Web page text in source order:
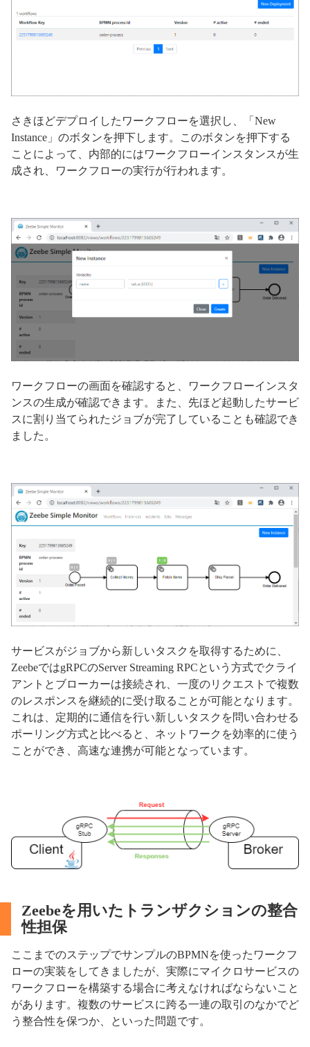
さきほどデプロイしたワークフローを選択し、「New
Instance」のボタンを押下します。このボタンを押下する
ことによって、内部的にはワークフローインスタンスが生
成され、ワークフローの実行が行われます。
ワークフローの画面を確認すると、ワークフローインスタ
ンスの生成が確認できます。また、先ほど起動したサービ
スに割り当てられたジョブが完了していることも確認でき
ました。
サービスがジョブから新しいタスクを取得するために、
ZeebeではgRPCのServer Streaming RPCという方式でクライ
アントとブローカーは接続され、一度のリクエストで複数
のレスポンスを継続的に受け取ることが可能となります。
これは、定期的に通信を行い新しいタスクを問い合わせる
ポーリング方式と比べると、ネットワークを効率的に使う
ことができ、高速な連携が可能となっています。
Zeebeを用いたトランザクションの整合
性担保
ここまでのステップでサンプルのBPMNを使ったワークフ
ローの実装をしてきましたが、実際にマイクロサービスの
ワークフローを構築する場合に考えなければならないこと
があります。複数のサービスに跨る一連の取引のなかでど
う整合性を保つか、といった問題です。